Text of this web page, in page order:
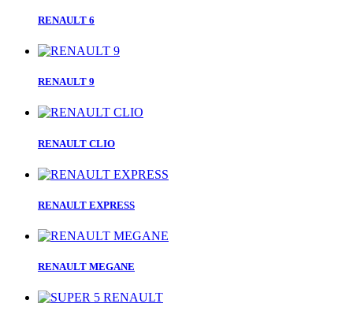
RENAULT 6
RENAULT 9
RENAULT CLIO
RENAULT EXPRESS
RENAULT MEGANE